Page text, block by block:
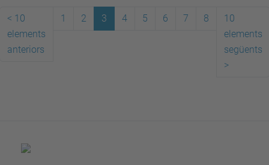
< 10
elements
anteriors
1 2 3 4 5 6 7 8
10
elements
següents
>